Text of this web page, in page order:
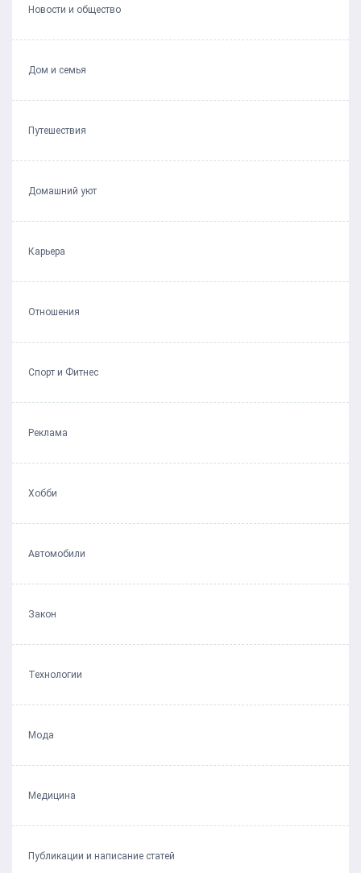
Новости и общество
Дом и семья
Путешествия
Домашний уют
Карьера
Отношения
Спорт и Фитнес
Реклама
Хобби
Автомобили
Закон
Технологии
Мода
Медицина
Публикации и написание статей